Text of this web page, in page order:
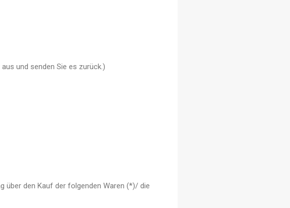
und senden Sie es zurück.)
den Kauf der folgenden Waren (*)/ die